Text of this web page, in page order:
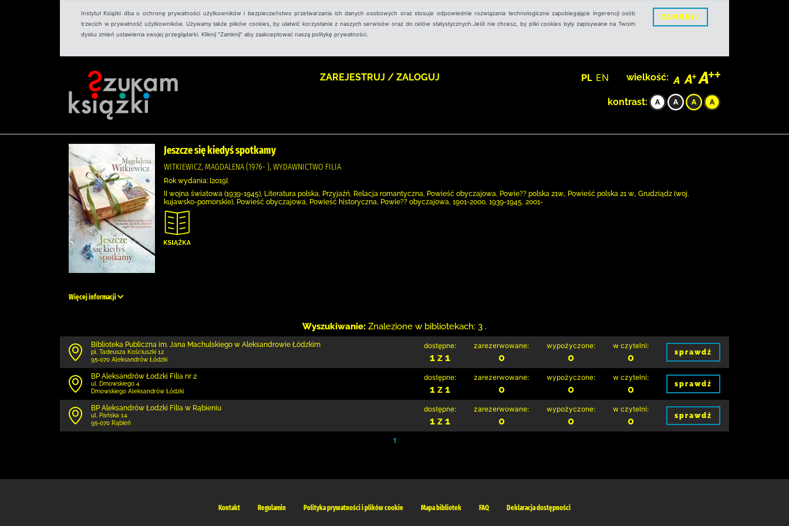
Instytut Książki dba o ochronę prywatności użytkowników i bezpieczeństwo przetwarzania ich danych osobowych oraz stosuje odpowiednie rozwiązania technologiczne zapobiegające ingerencji osób
trzecich w prywatność użytkowników. Używamy także plików cookies, by ułatwić korzystanie z naszych serwisów oraz do celów statystycznych.Jeśli nie chcesz, by pliki cookies były zapisywane na Twoim
dysku zmień ustawienia swojej przeglądarki. Kliknij "Zamknij" aby zaakceptować naszą politykę prywatności.
ZAMKNIJ
ZAREJESTRUJ / ZALOGUJ PL EN wielkość:
kontrast:
Jeszcze się kiedyś spotkamy
WITKIEWICZ, MAGDALENA (1976- ), WYDAWNICTWO FILIA
Rok wydania: [2019].
II wojna światowa (1939-1945), Literatura polska, Przyjaźń, Relacja romantyczna, Powieść obyczajowa, Powie?? polska 21w., Powieść polska 21 w., Grudziądz (woj.
kujawsko-pomorskie), Powieść obyczajowa, Powieść historyczna, Powie?? obyczajowa, 1901-2000, 1939-1945, 2001-
Więcej informacji
Wyszukiwanie: Znalezione w bibliotekach: 3 .
Biblioteka Publiczna im. Jana Machulskiego w Aleksandrowie Łódzkim
pl. Tadeusza Kościuszki 12
95-070 Aleksandrów Łódzki
dostępne:
1 z 1
zarezerwowane:
0
wypożyczone:
0
w czytelni:
0 sprawdź
BP Aleksandrów Łodzki Filia nr 2
ul. Dmowskiego 4
Dmowskiego Aleksandrów Łódzki
dostępne:
1 z 1
zarezerwowane:
0
wypożyczone:
0
w czytelni:
0 sprawdź
BP Aleksandrów Łodzki Filia w Rąbieniu
ul. Pańska 14
95-070 Rąbień
dostępne:
1 z 1
zarezerwowane:
0
wypożyczone:
0
w czytelni:
0 sprawdź
1
Kontakt Regulamin Polityka prywatności i plików cookie Mapa bibliotek FAQ Deklaracja dostępności